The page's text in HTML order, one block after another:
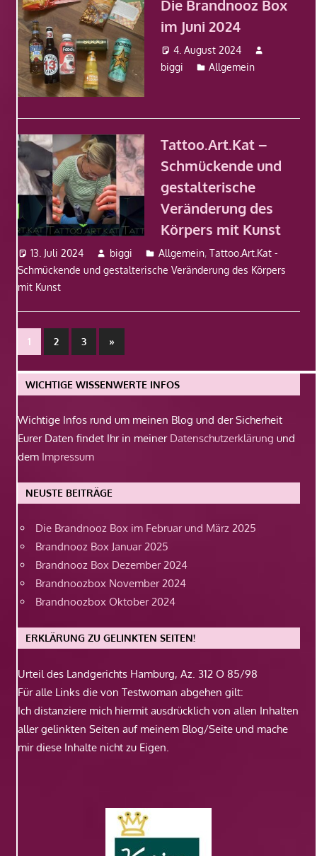
Die Brandnooz Box
im Juni 2024
4. August 2024
biggi
Allgemein
Tattoo.Art.Kat –
Schmückende und
gestalterische
Veränderung des
Körpers mit Kunst
13. Juli 2024 biggi Allgemein,Tattoo.Art.Kat -
Schmückende und gestalterische Veränderung des Körpers
mit Kunst
Beitragsnavigation
1 2 3
Nächste
Beiträge
»
WICHTIGE WISSENWERTE INFOS
Wichtige Infos rund um meinen Blog und der Sicherheit
Eurer Daten findet Ihr in meiner Datenschutzerklärung und
dem Impressum
NEUSTE BEITRÄGE
Die Brandnooz Box im Februar und März 2025
Brandnooz Box Januar 2025
Brandnooz Box Dezember 2024
Brandnoozbox November 2024
Brandnoozbox Oktober 2024
ERKLÄRUNG ZU GELINKTEN SEITEN!
Urteil des Landgerichts Hamburg, Az. 312 O 85/98
Für alle Links die von Testwoman abgehen gilt:
Ich distanziere mich hiermit ausdrücklich von allen Inhalten
aller gelinkten Seiten auf meinem Blog/Seite und mache
mir diese Inhalte nicht zu Eigen.